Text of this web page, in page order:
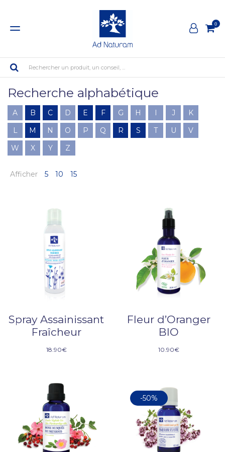
0
Rechercher un produit, un conseil, ...
Recherche alphabétique
A B C D E F G H I J
K
L
M N O P Q R S T U
V
W
X Y Z
Afficher 5 10 15
Spray Assainissant
Fraîcheur
18.90€
Fleur d’Oranger
BIO
10.90€
-50%